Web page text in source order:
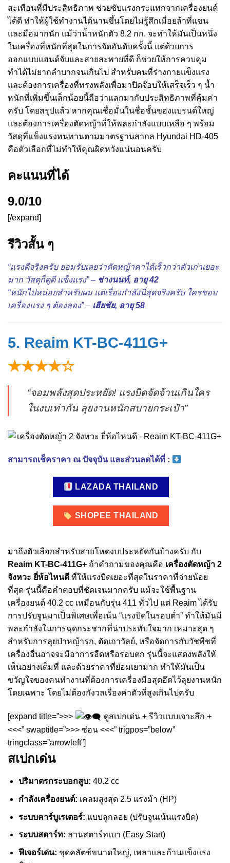
สะเทือนที่มีประสิทธิภาพ ช่วยซับแรงกระแทกจากเครื่องยนต์
ได้ดี ทำให้ผู้ใช้ทำงานได้นานขึ้นโดยไม่รู้สึกเมื่อยล้าที่แขน
และมือมากนัก แม้ว่าน้ำหนักตัว 8.2 กก. จะทำให้มันเป็นหนึ่ง
ในเครื่องที่หนักที่สุดในการจัดอันดับครั้งนี้ แต่ด้วยการ
ออกแบบแฮนด์จับและสายสะพายที่ดี ก็ช่วยให้การควบคุม
ทำได้ไม่ยากลำบากจนเกินไป สำหรับคนที่ร่างกายแข็งแรง
และต้องการเครื่องที่ทรงพลังเพื่อมาปิดจ๊อบให้เสร็จเร็ว ๆ น้ำ
หนักที่เพิ่มขึ้นเล็กน้อยนี้ถือว่าแลกมากับประสิทธิภาพที่คุ้มค่า
ครับ โดยสรุปแล้ว หากคุณเชื่อมั่นในชื่อชั้นของแบรนด์ใหญ่
และต้องการเครื่องตัดหญ้าที่ให้พละกำลังแบบเหลือ ๆ พร้อม
วัสดุที่แข็งแรงทนทานตามมาตรฐานสากล Hyundai HD-405
คือตัวเลือกที่ไม่ทำให้คุณผิดหวังแน่นอนครับ
คะแนนที่ได้
9.0/10
[/expand]
รีวิวสั้น ๆ
“แรงดีจริงครับ ยอมรับเลยว่าตัดหญ้าคาได้เร็วกว่าตัวเก่าเยอะ
มาก วัสดุก็ดูดี แข็งแรง” – ช่างนนท์, อายุ 42
“หนักไปหน่อยสำหรับผม แต่เรื่องกำลังนี่สุดจริงครับ ใครชอบ
เครื่องแรง ๆ ต้องลอง” – เฮียชัย, อายุ 58
5. Reaim KT-BC-411G+
★★★★☆
“จอมพลังสุดประหยัด! แรงบิดจัดจ้านเกินใคร
ในงบเท่ากัน ลุยงานหนักสบายกระเป๋า”
สามารถเช็คราคา ณ ปัจจุบัน และส่วนลดได้ที่ :
LAZADA THAILAND
SHOPEE THAILAND
มาถึงตัวเลือกสำหรับสายโหดงบประหยัดกันบ้างครับ กับ
Reaim KT-BC-411G+ ถ้าคำถามของคุณคือ เครื่องตัดหญ้า 2
จังหวะ ยี่ห้อไหนดี ที่ให้แรงบิดเยอะที่สุดในราคาที่จ่ายน้อย
ที่สุด รุ่นนี้คือคำตอบที่ชัดเจนมากครับ แม้จะใช้พื้นฐาน
เครื่องยนต์ 40.2 cc เหมือนกับรุ่น 411 ทั่วไป แต่ Reaim ได้รับ
การปรับจูนมาเป็นพิเศษเพื่อเน้น “แรงบิดในรอบต่ำ” ทำให้มันมี
พละกำลังในการฉุดกระชากที่น่าประทับใจมาก เหมาะสุด ๆ
สำหรับการลุยป่าหญ้ารก, ตัดเถาวัลย์, หรือจัดการกับวัชพืชที่
เครื่องอื่นอาจจะมีอาการอืดหรือรอบตก รุ่นนี้จะแสดงพลังให้
เห็นอย่างเต็มที่ และด้วยราคาที่ย่อมเยามาก ทำให้มันเป็น
ขวัญใจของคนทำงานที่ต้องการเครื่องมือสุดอึดไว้ลุยงานหนัก
โดยเฉพาะ โดยไม่ต้องกังวลเรื่องค่าตัวที่สูงเกินไปครับ
[expand title=”>>>
ดูสเปกเด่น + รีวิวแบบเจาะลึก +
<<<” swaptitle=”>>> ซ่อน <<<” trigpos=”below”
tringclass=”arrowleft”]
สเปกเด่น
ปริมาตรกระบอกสูบ: 40.2 cc
กำลังเครื่องยนต์: เคลมสูงสุด 2.5 แรงม้า (HP)
ระบบคาร์บูเรเตอร์: แบบลูกลอย (ปรับจูนเน้นแรงบิด)
ระบบสตาร์ท: ลานสตาร์ทเบา (Easy Start)
ฟีเจอร์เด่น: ชุดคลัตช์ขนาดใหญ่, เพลาและก้านแข็งแรง